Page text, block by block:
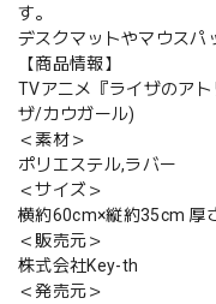
す。
デスクマットやマウスパ
【商品情報】
TVアニメ『ライザのア
ザ/カウガール)
＜素材＞
ポリエステル,ラバー
＜サイズ＞
横約60cm×縦約35cm 厚
＜販売元＞
株式会社Key-th
＜発売元＞